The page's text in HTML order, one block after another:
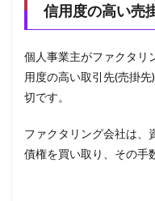
信用度の高い売
個人事業主がファクタリ
用度の高い取引先(売掛先)
切です。
ファクタリング会社は、
債権を買い取り、その手